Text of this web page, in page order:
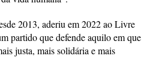
2013, aderiu em 2022 ao Livre
partido que defende aquilo em que
justa, mais solidária e mais